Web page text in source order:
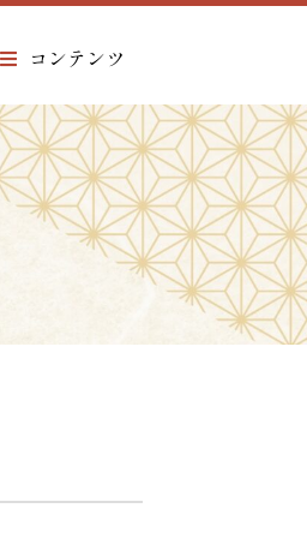
コンテンツ